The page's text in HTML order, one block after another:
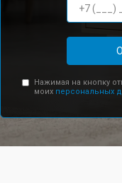
Нажимая на кнопку
моих персональных